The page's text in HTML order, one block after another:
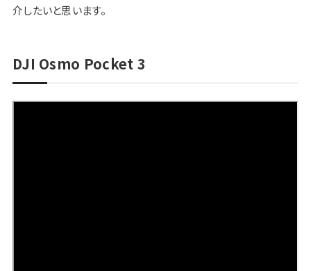
介したいと思います。
DJI Osmo Pocket 3